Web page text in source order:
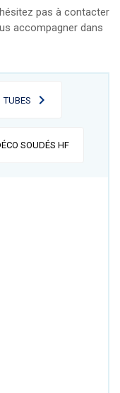
pas à contacter
accompagner dans
TUBES
SOUDÉS HF